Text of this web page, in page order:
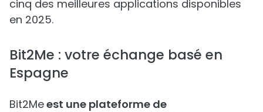
cinq des meilleures applications disponibles
en 2025.
Bit2Me : votre échange basé en
Espagne
Bit2Meest une plateforme de